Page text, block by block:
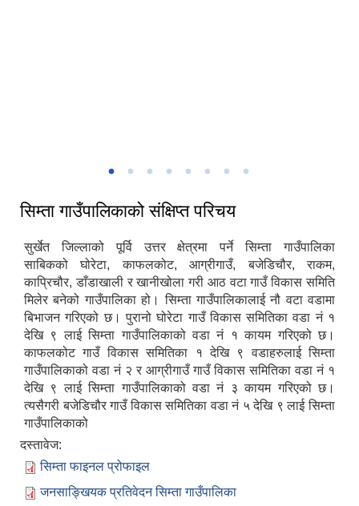
सिम्ता गाउँपालिकाको संक्षिप्त परिचय
सुर्खेत जिल्लाको पूर्वि उत्तर क्षेत्रमा पर्ने सिम्ता गाउँपालिका
साबिकको घोरेटा, काफलकोट, आग्रीगाउँ, बजेडिचौर, राकम,
काप्रिचौर, डाँडाखाली र खानीखोला गरी आठ वटा गाउँ विकास समिति
मिलेर बनेको गाउँपालिका हो। सिम्ता गाउँपालिकालाई नौ वटा वडामा
बिभाजन गरिएको छ। पुरानो घोरेटा गाउँ विकास समितिका वडा नं १
देखि ९ लाई सिम्ता गाउँपालिकाको वडा नं १ कायम गरिएको छ।
काफलकोट गाउँ विकास समितिका १ देखि ९ वडाहरुलाई सिम्ता
गाउँपालिकाको वडा नं २ र आग्रीगाउँ गाउँ विकास समितिका वडा नं १
देखि ९ लाई सिम्ता गाउँपालिकाको वडा नं ३ कायम गरिएको छ।
त्यसैगरी बजेडिचौर गाउँ विकास समितिका वडा नं ५ देखि ९ लाई सिम्ता
गाउँपालिकाको
दस्तावेज:
सिम्ता फाइनल प्रोफाइल
जनसाङ्खियक प्रतिवेदन सिम्ता गाउँपालिका